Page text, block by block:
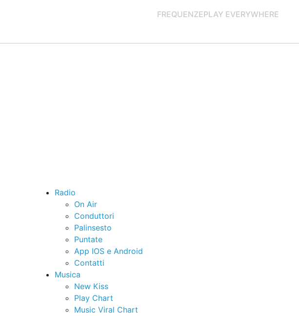
FREQUENZEPLAY EVERYWHERE
Radio
On Air
Conduttori
Palinsesto
Puntate
App IOS e Android
Contatti
Musica
New Kiss
Play Chart
Music Viral Chart